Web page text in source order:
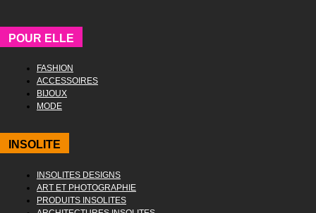
POUR ELLE
FASHION
ACCESSOIRES
BIJOUX
MODE
INSOLITE
INSOLITES DESIGNS
ART ET PHOTOGRAPHIE
PRODUITS INSOLITES